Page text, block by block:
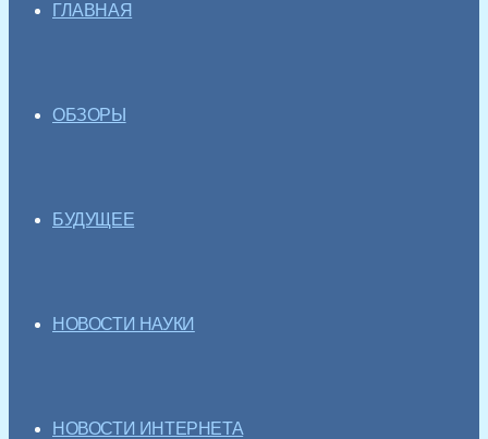
ГЛАВНАЯ
ОБЗОРЫ
БУДУЩЕЕ
НОВОСТИ НАУКИ
НОВОСТИ ИНТЕРНЕТА